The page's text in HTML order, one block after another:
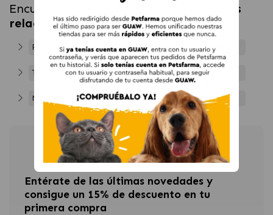
Encuentra más productos en
categorías
relacionadas
Puertas para Gatos
Tecnología y Accesorios
Navidad
Newsletter
Entérate de las últimas novedades y
consigue un 15% de descuento en tu
primera compra